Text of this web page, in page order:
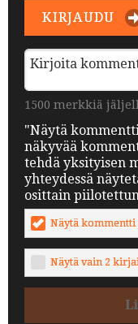
KIRJAUDU
1500 merkkiä
"Näytä
näkyvää
tehdä yksityisen
yhteydessä
osittain
Näytä
Näytä vain 2